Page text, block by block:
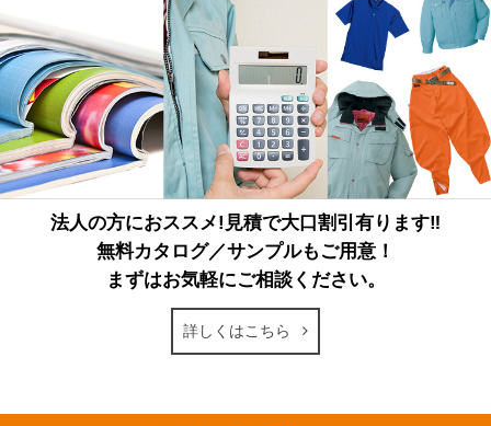
法人の方におススメ!見積で大口割引有ります‼
無料カタログ／サンプルもご用意！
まずはお気軽にご相談ください。
詳しくはこちら